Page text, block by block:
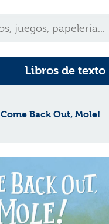
Libros de texto
Come Back Out, Mole!